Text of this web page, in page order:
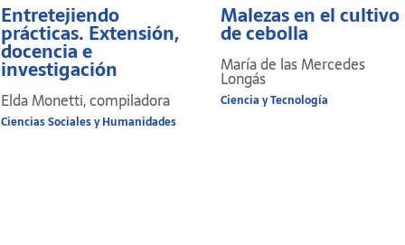
Entretejiendo
prácticas. Extensión,
docencia e
investigación
Elda Monetti, compiladora
Ciencias Sociales y Humanidades
Malezas en el cultivo
de cebolla
María de las Mercedes
Longás
Ciencia y Tecnología